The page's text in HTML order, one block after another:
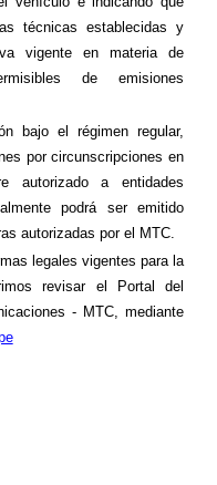
técnicas establecidas y
vigente en materia de
de emisiones
bajo el régimen regular,
por circunscripciones en
autorizado a entidades
podrá ser emitido
autorizadas por el MTC.
legales vigentes para la
revisar el Portal del
- MTC, mediante